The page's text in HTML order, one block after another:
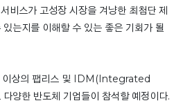
비스가 고성장 시장을 겨냥한 최첨단 제
는지를 이해할 수 있는 좋은 기회가 될
이상의 팹리스 및 IDM(Integrated
한 반도체 기업들이 참석할 예정이다.